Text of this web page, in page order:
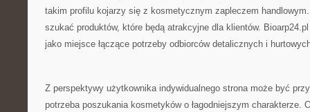
takim profilu kojarzy się z kosmetycznym zapleczem
szukać produktów, które będą atrakcyjne dla klientów.
jako miejsce łączące potrzeby odbiorców detalicznych i
Z perspektywy użytkownika indywidualnego strona może być
potrzeba poszukania kosmetyków o łagodniejszym charakterze.